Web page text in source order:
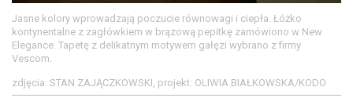
Jasne kolory wprowadzają poczucie równowagi i ciepła. Łóżko
kontynentalne z zagłówkiem w brązową pepitkę zamówiono w New
Elegance. Tapetę z delikatnym motywem gałęzi wybrano z firmy
Vescom.
zdjęcia: STAN ZAJĄCZKOWSKI, projekt: OLIWIA BIAŁKOWSKA/KODO